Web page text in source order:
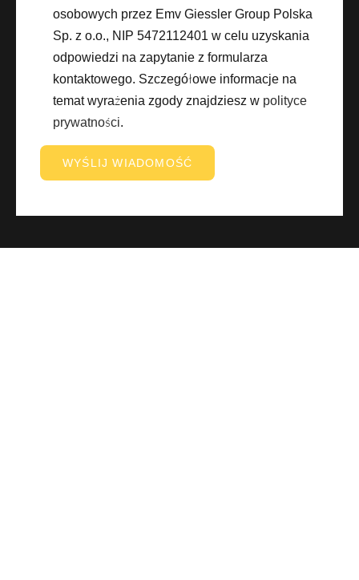
osobowych przez Emv Giessler Group Polska
Sp. z o.o., NIP 5472112401 w celu uzyskania
odpowiedzi na zapytanie z formularza
kontaktowego. Szczegółowe informacje na
temat wyrażenia zgody znajdziesz w polityce
prywatności.